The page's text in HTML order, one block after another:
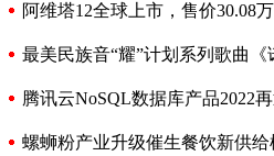
阿维塔12全球上市，售价30.08
最美民族音“耀”计划系列歌曲
腾讯云NoSQL数据库产品2022
螺蛳粉产业升级催生餐饮新供